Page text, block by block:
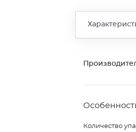
Количество